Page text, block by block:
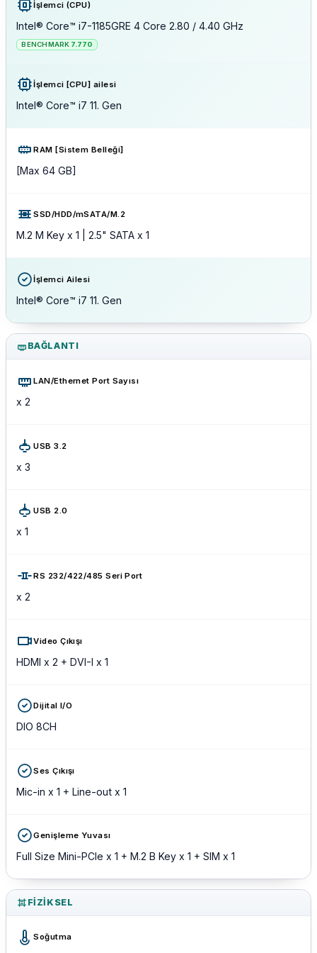
İşlemci (CPU)
Intel® Core™ i7-1185GRE 4 Core 2.80 / 4.40 GHz
BENCHMARK 7.770
İşlemci [CPU] ailesi
Intel® Core™ i7 11. Gen
RAM [Sistem Belleği]
[Max 64 GB]
SSD/HDD/mSATA/M.2
M.2 M Key x 1 | 2.5" SATA x 1
İşlemci Ailesi
Intel® Core™ i7 11. Gen
BAĞLANTI
LAN/Ethernet Port Sayısı
x 2
USB 3.2
x 3
USB 2.0
x 1
RS 232/422/485 Seri Port
x 2
Video Çıkışı
HDMI x 2 + DVI-I x 1
Dijital I/O
DIO 8CH
Ses Çıkışı
Mic-in x 1 + Line-out x 1
Genişleme Yuvası
Full Size Mini-PCIe x 1 + M.2 B Key x 1 + SIM x 1
FIZIKSEL
Soğutma